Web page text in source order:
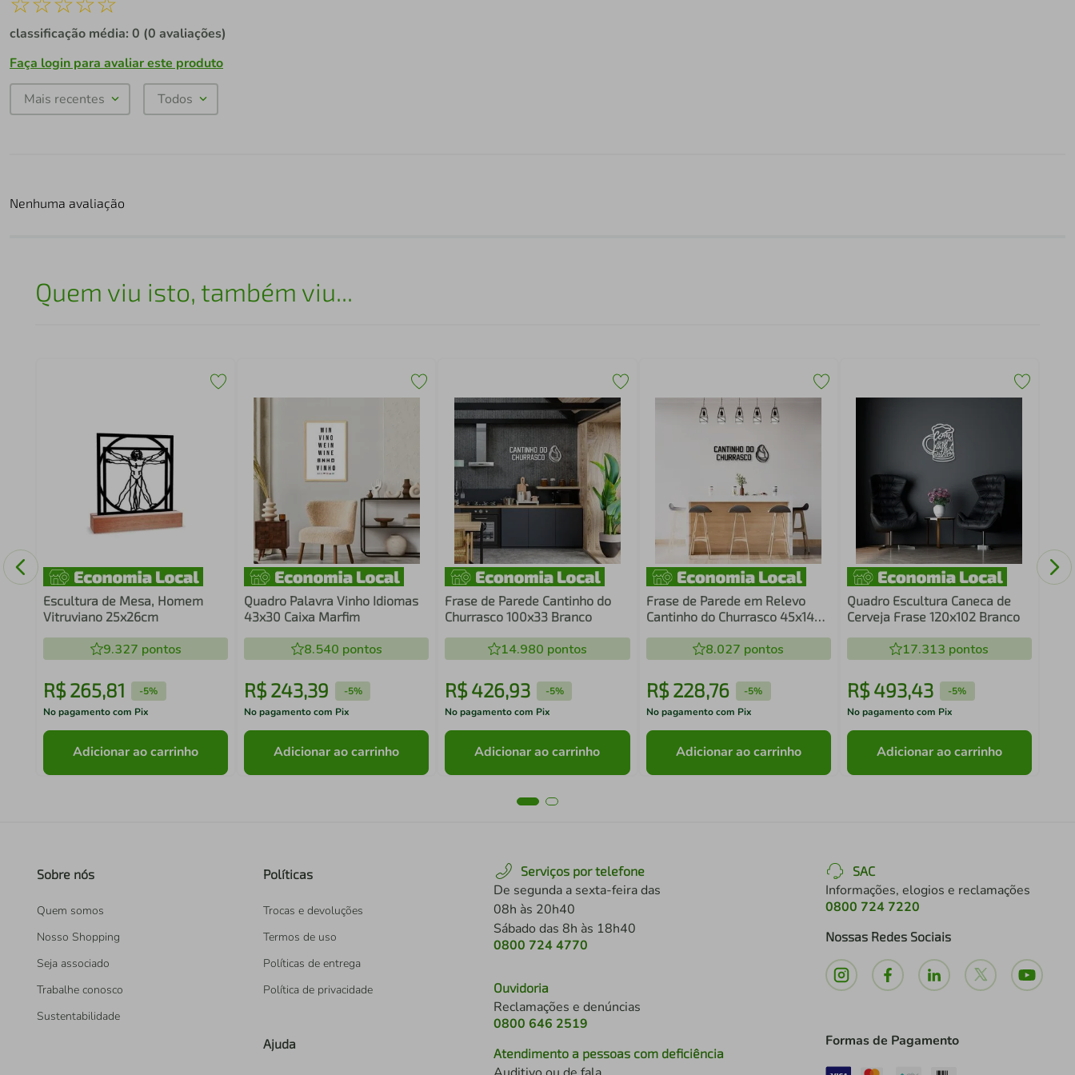
classificação média: 0 (0 avaliações)
Faça login para avaliar este produto
Mais recentes Todos
Nenhuma avaliação
Quem viu isto, também viu...
Escultura de Mesa, Homem
Vitruviano 25x26cm
9.327 pontos
R$ 265,81 -5%
No pagamento com Pix
Adicionar ao carrinho
Quadro Palavra Vinho Idiomas
43x30 Caixa Marfim
8.540 pontos
R$ 243,39 -5%
No pagamento com Pix
Adicionar ao carrinho
Frase de Parede Cantinho do
Churrasco 100x33 Branco
14.980 pontos
R$426,93 -5%
No pagamento com Pix
Adicionar ao carrinho
Frase de Parede em Relevo
Cantinho do Churrasco 45x14
8.027 pontos
R$ 228,76 -5%
No pagamento com Pix
Adicionar ao carrinho
Quadro Escultura Caneca de
Cerveja Frase 120x102 Branco
17.313 pontos
R$ 493,43 -5%
No pagamento com Pix
Adicionar ao carrinho
Sobre nós
Quem somos
Nosso Shopping
Seja associado
Trabalhe conosco
Sustentabilidade
Políticas
Trocas e devoluções
Termos de uso
Políticas de entrega
Política de privacidade
Ajuda
Serviços por telefone
De segunda a sexta-feira das
08h às 20h40
Sábado das 8h às 18h40
0800 724 4770
Ouvidoria
Reclamações e denúncias
0800 646 2519
Atendimento a pessoas com deficiência
SAC
Informações, elogios e reclamações
0800 724 7220
Nossas Redes Sociais
Formas de Pagamento